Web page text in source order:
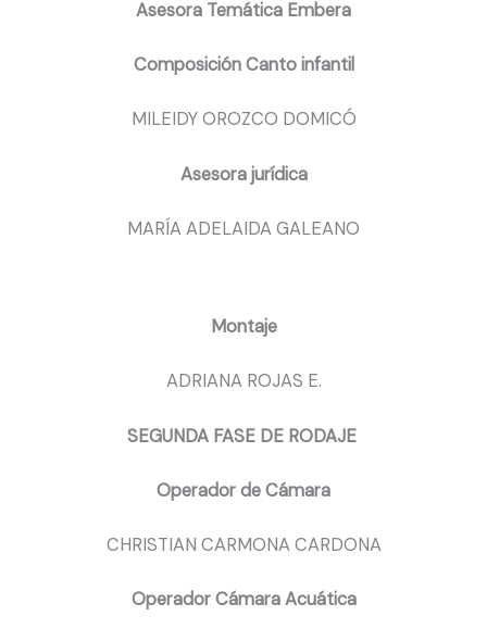
Asesora Temática Embera
Composición Canto infantil
MILEIDY OROZCO DOMICÓ
Asesora jurídica
MARÍA ADELAIDA GALEANO
Montaje
ADRIANA ROJAS E.
SEGUNDA FASE DE RODAJE
Operador de Cámara
CHRISTIAN CARMONA CARDONA
Operador Cámara Acuática